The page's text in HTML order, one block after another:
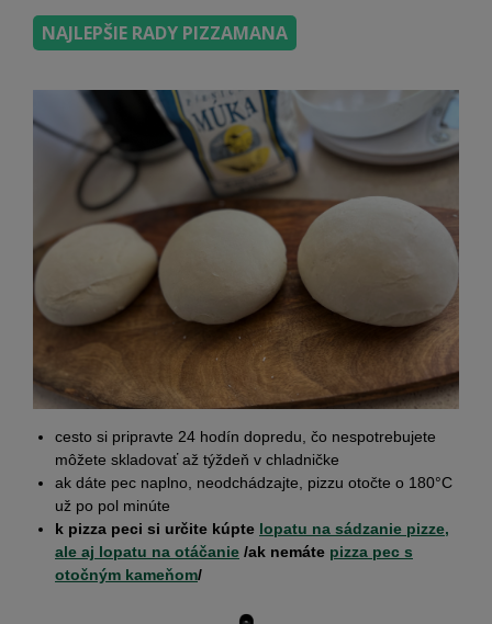
NAJLEPŠIE RADY PIZZAMANA
cesto si pripravte 24 hodín dopredu, čo nespotrebujete
môžete skladovať až týždeň v chladničke
ak dáte pec naplno, neodchádzajte, pizzu otočte o 180°C
už po pol minúte
k pizza peci si určite kúpte lopatu na sádzanie pizze,
ale aj lopatu na otáčanie /ak nemáte pizza pec s
otočným kameňom/